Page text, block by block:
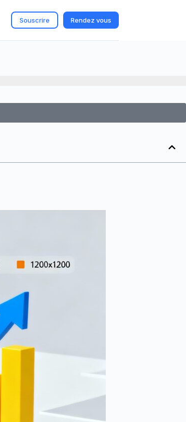
Souscrire Rendez vous